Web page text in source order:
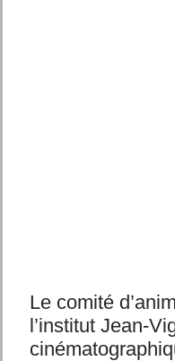
Le comité
l’institut Jean-